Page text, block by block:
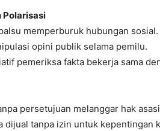
Polarisasi
memperburuk hubungan sosial.
opini publik selama pemilu.
pemeriksa fakta bekerja sama
persetujuan melanggar hak
dijual tanpa izin untuk kepentingan